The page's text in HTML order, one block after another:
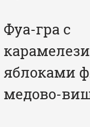
Фуа-гра с
яблоками
медово-